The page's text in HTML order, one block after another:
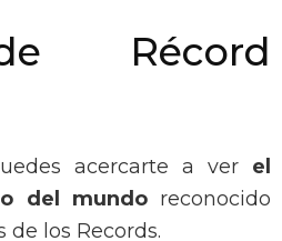
Récord
acercarte a ver el
del mundoreconocido
de los Records.